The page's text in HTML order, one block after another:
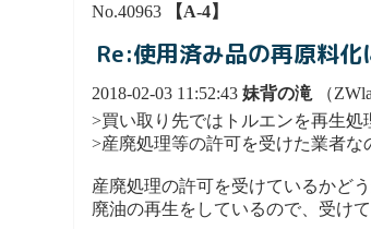
No.40963 【A-4】
Re:使用済み品の再原料化
2018-02-03 11:52:43妹背の滝（
>買い取り先ではトルエンを再生処
>産廃処理等の許可を受けた業者な
産廃処理の許可を受けているかど
廃油の再生をしているので、受け